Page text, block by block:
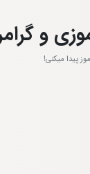
و
پیدا میکنی!